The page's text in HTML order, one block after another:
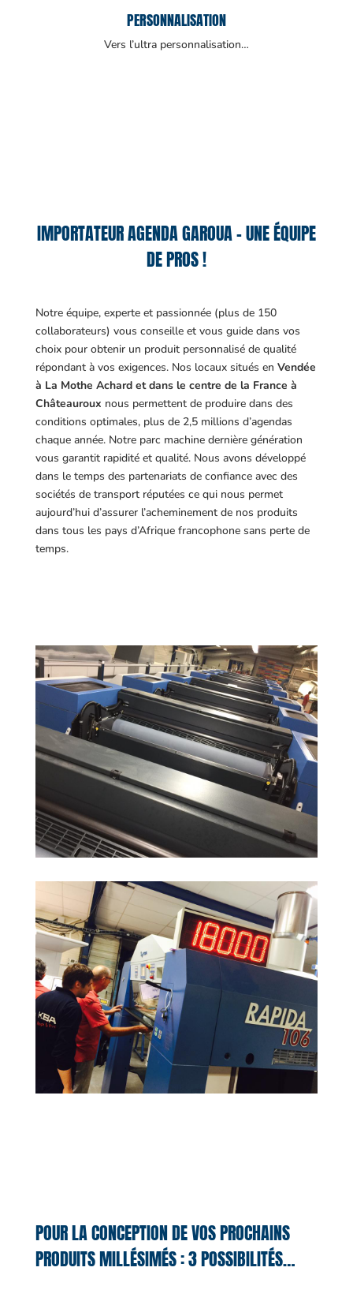
PERSONNALISATION
Vers l’ultra personnalisation…
IMPORTATEUR AGENDA GAROUA – UNE ÉQUIPE
DE PROS !
Notre équipe, experte et passionnée (plus de 150
collaborateurs) vous conseille et vous guide dans vos
choix pour obtenir un produit personnalisé de qualité
répondant à vos exigences. Nos locaux situés en Vendée
à La Mothe Achard et dans le centre de la France à
Châteauroux nous permettent de produire dans des
conditions optimales, plus de 2,5 millions d’agendas
chaque année. Notre parc machine dernière génération
vous garantit rapidité et qualité. Nous avons développé
dans le temps des partenariats de confiance avec des
sociétés de transport réputées ce qui nous permet
aujourd’hui d’assurer l’acheminement de nos produits
dans tous les pays d’Afrique francophone sans perte de
temps.
POUR LA CONCEPTION DE VOS PROCHAINS
PRODUITS MILLÉSIMÉS : 3 POSSIBILITÉS…